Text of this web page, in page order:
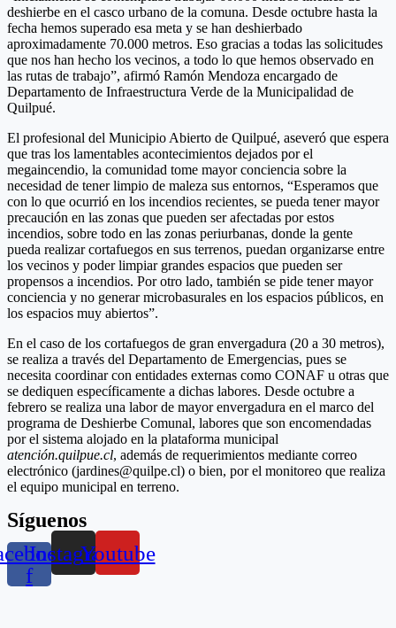
deshierbe en el casco urbano de la comuna. Desde octubre hasta la
fecha hemos superado esa meta y se han deshierbado
aproximadamente 70.000 metros. Eso gracias a todas las solicitudes
que nos han hecho los vecinos, a todo lo que hemos observado en
las rutas de trabajo”, afirmó Ramón Mendoza encargado de
Departamento de Infraestructura Verde de la Municipalidad de
Quilpué.
El profesional del Municipio Abierto de Quilpué, aseveró que espera
que tras los lamentables acontecimientos dejados por el
megaincendio, la comunidad tome mayor conciencia sobre la
necesidad de tener limpio de maleza sus entornos, “Esperamos que
con lo que ocurrió en los incendios recientes, se pueda tener mayor
precaución en las zonas que pueden ser afectadas por estos
incendios, sobre todo en las zonas periurbanas, donde la gente
pueda realizar cortafuegos en sus terrenos, puedan organizarse entre
los vecinos y poder limpiar grandes espacios que pueden ser
propensos a incendios. Por otro lado, también se pide tener mayor
conciencia y no generar microbasurales en los espacios públicos, en
los espacios muy abiertos”.
En el caso de los cortafuegos de gran envergadura (20 a 30 metros),
se realiza a través del Departamento de Emergencias, pues se
necesita coordinar con entidades externas como CONAF u otras que
se dediquen específicamente a dichas labores. Desde octubre a
febrero se realiza una labor de mayor envergadura en el marco del
programa de Deshierbe Comunal, labores que son encomendadas
por el sistema alojado en la plataforma municipal
atención.quilpue.cl, además de requerimientos mediante correo
electrónico (jardines@quilpe.cl) o bien, por el monitoreo que realiza
el equipo municipal en terreno.
Síguenos
f
InstagramYoutube